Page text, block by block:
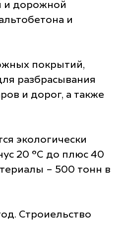
и дорожной
и
покрытий,
разбрасывания
и дорог, а также
экологически
20 °С до плюс 40
– 500 тонн в
Строиельство